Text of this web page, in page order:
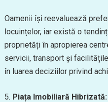
Oamenii își reevaluează
locuințelor, iar există o
proprietăți în apropierea
servicii, transport și
în luarea deciziilor privind
5. Piața Imobiliară Hibrizată: